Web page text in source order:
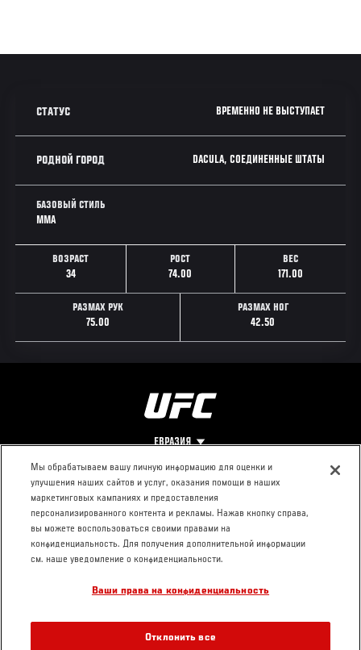
СТАТУС ВРЕМЕННО НЕ ВЫСТУПАЕТ
РОДНОЙ ГОРОД DACULA, СОЕДИНЕННЫЕ ШТАТЫ
БАЗОВЫЙ СТИЛЬ
MMA
ВОЗРАСТ
34
РОСТ
74.00
ВЕС
171.00
РАЗМАХ РУК
75.00
РАЗМАХ НОГ
42.50
ЕВРАЗИЯ
Footer
О UFC
Про ММА
Социальная
ответственность
КОНТАКТЫ
Пресс-центр
Условия
использования
Мы обрабатываем вашу личную информацию для оценки и
улучшения наших сайтов и услуг, оказания помощи в наших
маркетинговых кампаниях и предоставления
персонализированного контента и рекламы. Нажав кнопку справа,
вы можете воспользоваться своими правами на
конфиденциальность. Для получения дополнительной информации
см. наше уведомление о конфиденциальности.
Ваши права на конфиденциальность
Отклонить все